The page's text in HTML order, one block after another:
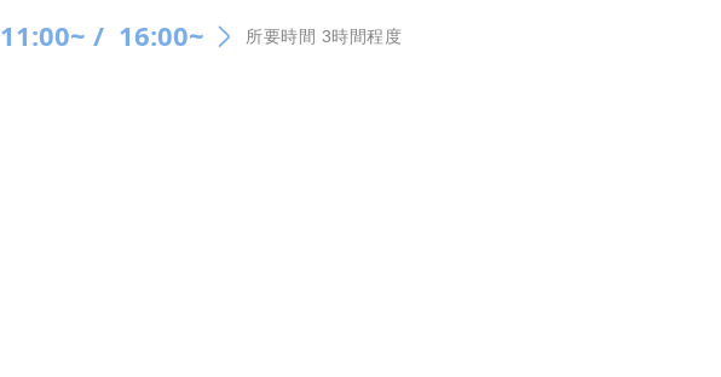
11:00~ / 16:00~ 所要時間 3時間程度